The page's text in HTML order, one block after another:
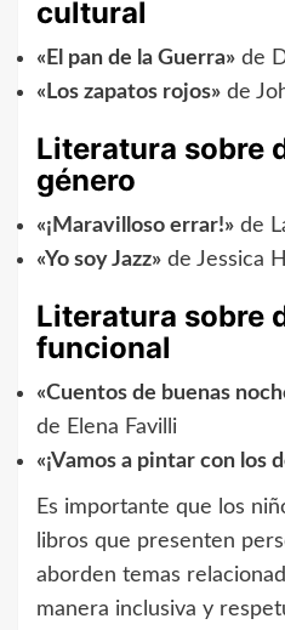
cultural
«El pan de la Guerra» de
«Los zapatos rojos» de
Literatura sobre
género
«¡Maravilloso errar!» de
«Yo soy Jazz» de Jessica
Literatura sobre
funcional
«Cuentos de buenas
de Elena Favilli
«¡Vamos a pintar con los
Es importante que los
libros que presenten
aborden temas
manera inclusiva y